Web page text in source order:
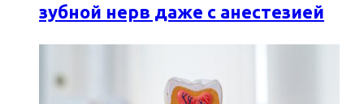
зубной нерв даже с анестезией